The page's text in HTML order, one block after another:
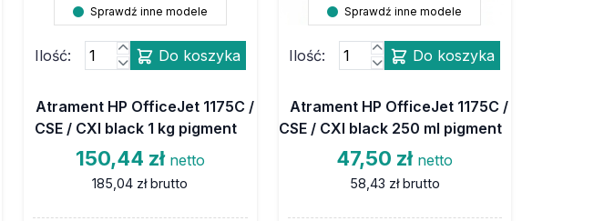
Sprawdź inne modele
Ilość: Do koszyka
Atrament HP OfficeJet 1175C /
CSE / CXI black 1 kg pigment
150,44 zł netto
185,04 zł brutto
Sprawdź inne modele
Ilość: Do koszyka
Atrament HP OfficeJet 1175C /
CSE / CXI black 250 ml pigment
47,50 zł netto
58,43 zł brutto